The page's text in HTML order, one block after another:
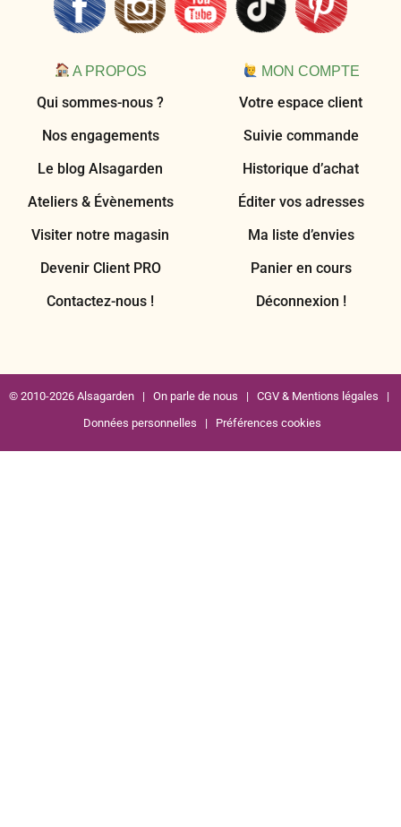
A PROPOS
Qui sommes-nous ?
Nos engagements
Le blog Alsagarden
Ateliers & Évènements
Visiter notre magasin
Devenir Client PRO
Contactez-nous !
MON COMPTE
Votre espace client
Suivie commande
Historique d’achat
Éditer vos adresses
Ma liste d’envies
Panier en cours
Déconnexion !
© 2010-2026 Alsagarden | On parle de nous | CGV & Mentions légales |
Données personnelles | Préférences cookies